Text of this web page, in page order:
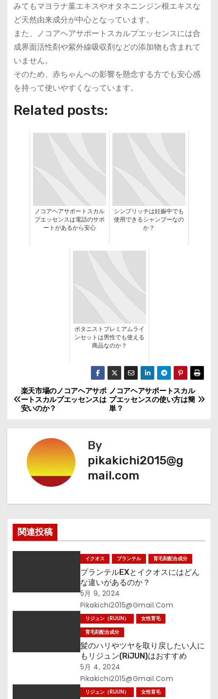
みてもマヨラナ葉エキスやオタネニンジン根エキスな
ど天然由来成分が中心となっています。
また、ノコアヘアサポートスカルプエッセンスには合
成界面活性剤や紫外線吸収剤などの添加物も含まれて
いません。
そのため、赤ちゃんへの影響を懸念する方でも安心感
を持って使いやすくなっています。
Related posts:
ノコアヘアサポートスカル
プエッセンスは電話のサポ
ートがあるから安心
シンプリッチは妊娠中でも
使用できるシャンプーなの
か？
ボタニストプレミアムライ
ンセットは男性でも使える
商品なのか？
投
稿
ビ
ゲ
シ
ョ
ノコアヘアサポートスカル
プエッセンスの使い方は簡
単？
楽天市場のノコアヘアサポ
ートスカルプエッセンスは
安いのか？
By
pikakichi2015@g
mail.com
関連投稿
イクオス プランテル 育毛剤配合成分
プランテルEXとイクオスにはどん
な違いがあるのか？
5月 9, 2024
Pikakichi2015@gmail.com
リジュン（RIJUN）
女性育毛
育毛剤配合成分
髪のハリやツヤを取り戻したい人に
もリジュン(RiJUN)はおすすめ
5月 4, 2024
Pikakichi2015@gmail.com
リジュン（RIJUN） 女性育毛